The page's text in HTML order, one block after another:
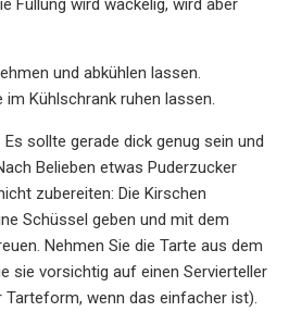
Füllung wird wackelig, wird aber
und abkühlen lassen.
Kühlschrank ruhen lassen.
sollte gerade dick genug sein und
Belieben etwas Puderzucker
zubereiten: Die Kirschen
Schüssel geben und mit dem
Nehmen Sie die Tarte aus dem
sie vorsichtig auf einen Servierteller
Tarteform, wenn das einfacher ist).